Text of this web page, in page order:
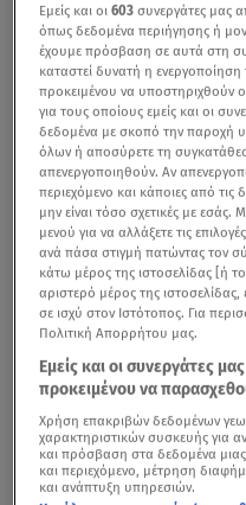
Εμείς και οι603 συνεργάτες μας
όπως δεδομένα περιήγησης ή
έχουμε πρόσβαση σε αυτά στη
καταστεί δυνατή η
προκειμένου να υποστηριχθούν
για τους οποίους εμείς και οι
δεδομένα με σκοπό την παροχή
όλων ή αποσύρετε τη
απενεργοποιηθούν. Αν
περιεχόμενο και κάποιες από τις
μην είναι τόσο σχετικές με εσάς.
μενού για να αλλάξετε τις
ανά πάσα στιγμή πατώντας τον
κάτω μέρος της ιστοσελίδας [ή
αριστερό μέρος της
σε ισχύ στον Ιστότοπος. Για
Πολιτική Απορρήτου μας.
Εμείς και οι συνεργάτες
προκειμένου να
Χρήση επακριβών δεδομένων
χαρακτηριστικών συσκευής για
και πρόσβαση στα δεδομένα
και περιεχόμενο, μέτρηση
και ανάπτυξη υπηρεσιών.